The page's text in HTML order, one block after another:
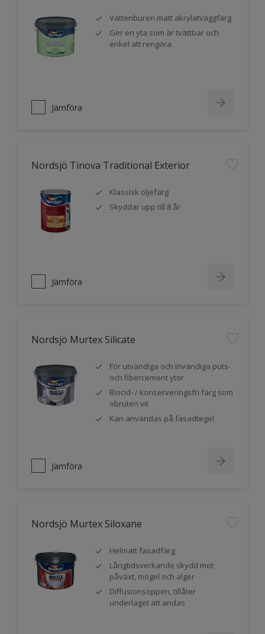
Vattenburen matt akrylatväggfärg
Ger en yta som är tvättbar och
enkel att rengöra
Jämföra
Nordsjö Tinova Traditional Exterior
Klassisk oljefärg
Skyddar upp till 8 år
Jämföra
Nordsjö Murtex Silicate
För utvändiga och invändiga puts-
och fibercement ytor
Biocid- / konserveringsfri färg som
obruten vit
Kan användas på fasadtegel
Jämföra
Nordsjö Murtex Siloxane
Helmatt fasadfärg
Långtidsverkande skydd mot
påväxt, mögel och alger
Diffusionsöppen, tillåter
underlaget att andas